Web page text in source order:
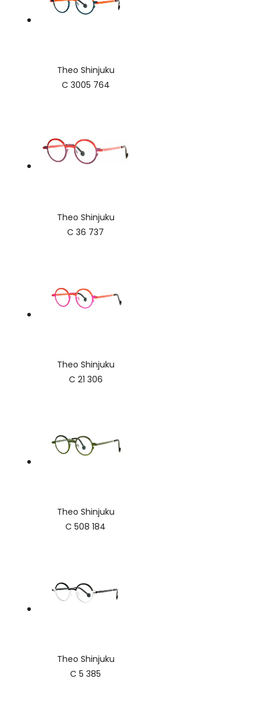
Theo Shinjuku
C 3005 764
Theo Shinjuku
C 36 737
Theo Shinjuku
C 21 306
Theo Shinjuku
C 508 184
Theo Shinjuku
C 5 385